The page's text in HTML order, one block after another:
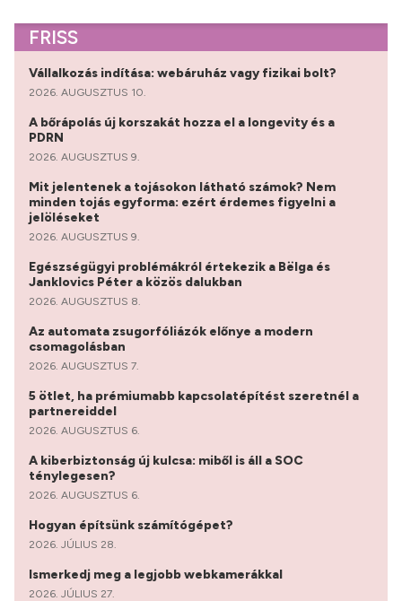
FRISS
Vállalkozás indítása: webáruház vagy fizikai bolt?
2026. AUGUSZTUS 10.
A bőrápolás új korszakát hozza el a longevity és a
PDRN
2026. AUGUSZTUS 9.
Mit jelentenek a tojásokon látható számok? Nem
minden tojás egyforma: ezért érdemes figyelni a
jelöléseket
2026. AUGUSZTUS 9.
Egészségügyi problémákról értekezik a Bëlga és
Janklovics Péter a közös dalukban
2026. AUGUSZTUS 8.
Az automata zsugorfóliázók előnye a modern
csomagolásban
2026. AUGUSZTUS 7.
5 ötlet, ha prémiumabb kapcsolatépítést szeretnél a
partnereiddel
2026. AUGUSZTUS 6.
A kiberbiztonság új kulcsa: miből is áll a SOC
ténylegesen?
2026. AUGUSZTUS 6.
Hogyan építsünk számítógépet?
2026. JÚLIUS 28.
Ismerkedj meg a legjobb webkamerákkal
2026. JÚLIUS 27.